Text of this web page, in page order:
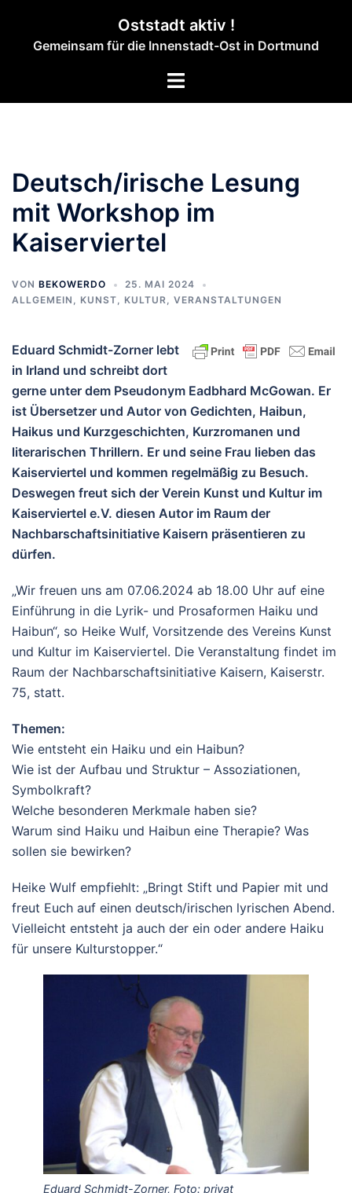
springen
Oststadt aktiv !
Gemeinsam für die Innenstadt-Ost in Dortmund
Menü
Deutsch/irische Lesung
mit Workshop im
Kaiserviertel
VON BEKOWERDO
25. MAI 2024
ALLGEMEIN , KUNST, KULTUR, VERANSTALTUNGEN
Eduard Schmidt-Zorner lebt
in Irland und schreibt dort
gerne unter dem Pseudonym Eadbhard McGowan. Er
ist Übersetzer und Autor von Gedichten, Haibun,
Haikus und Kurzgeschichten, Kurzromanen und
literarischen Thrillern. Er und seine Frau lieben das
Kaiserviertel und kommen regelmäßig zu Besuch.
Deswegen freut sich der Verein Kunst und Kultur im
Kaiserviertel e.V. diesen Autor im Raum der
Nachbarschaftsinitiative Kaisern präsentieren zu
dürfen.
„Wir freuen uns am 07.06.2024 ab 18.00 Uhr auf eine
Einführung in die Lyrik- und Prosaformen Haiku und
Haibun“, so Heike Wulf, Vorsitzende des Vereins Kunst
und Kultur im Kaiserviertel. Die Veranstaltung findet im
Raum der Nachbarschaftsinitiative Kaisern, Kaiserstr.
75, statt.
Themen:
Wie entsteht ein Haiku und ein Haibun?
Wie ist der Aufbau und Struktur – Assoziationen,
Symbolkraft?
Welche besonderen Merkmale haben sie?
Warum sind Haiku und Haibun eine Therapie? Was
sollen sie bewirken?
Heike Wulf empfiehlt: „Bringt Stift und Papier mit und
freut Euch auf einen deutsch/irischen lyrischen Abend.
Vielleicht entsteht ja auch der ein oder andere Haiku
für unsere Kulturstopper.“
Eduard Schmidt-Zorner, Foto: privat